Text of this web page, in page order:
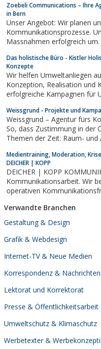
Zoebeli Communications – Ihre
in Bern
Unser Angebot: Wir planen
Kommunikationsprozesse.
Massnahmen erfolgreich um.
Das holistische Büro - Kistler
Konzepte
Wir helfen Umweltanliegen
Konzeption, Realisation und Kommunikation setzen wir
erfolgreiche Kampagnen für Umwelt-,
Weissgrund - Projekte und
Weissgrund – Agentur fürs
So, dass Zustimmung in der Öffentlichkeit entsteht in den
Themen der Zeit: Raum- und
Bildung und Wissenschaft, Umwelt und Naturgefahren sowie
Wirtschaftsthemen. Das
Medientraining, Moderation,
DEICHER | KOPP
DEICHER | KOPP
Kommunikationsarbeit. Wir
operativen Kommunikationsfragen,
die Kommunikation.
Verwandte Branchen
Gestaltung & Design
Grafik & Webdesign
Internet-TV & Neue Medien
Korrespondenz & Nachrichten
Lektorat und Korrektorat
Presse & Öffentlichkeitsarbeit
Umweltschutz & Klimaschutz
Werbetexter &